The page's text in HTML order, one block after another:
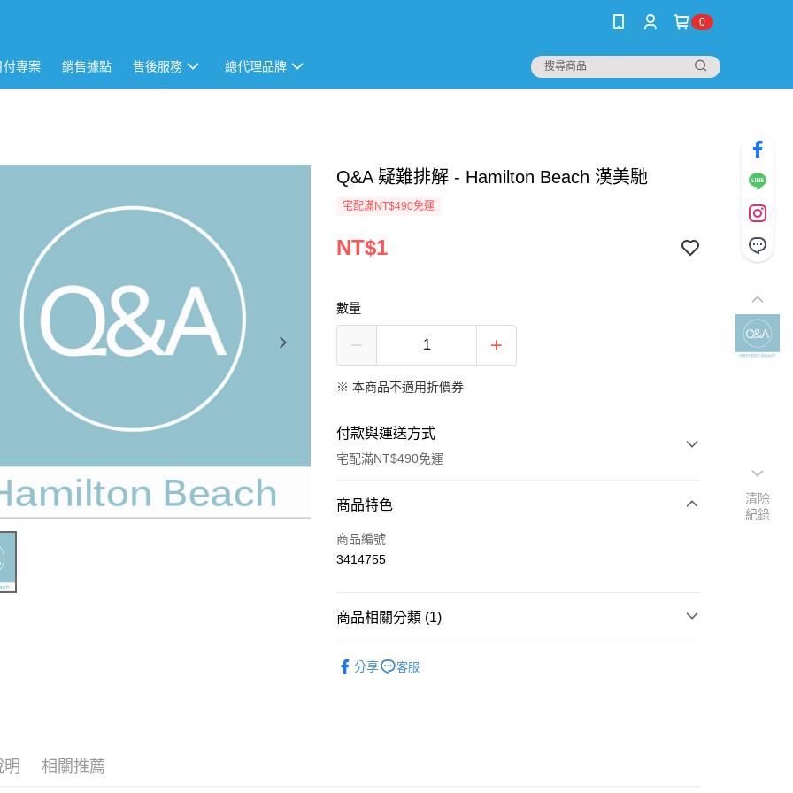
0
付專案 銷售據點 售後服務 總代理品牌
Q&A 疑難排解 - Hamilton Beach 漢美馳
宅配滿NT$490免運
NT$1
數量
※ 本商品不適用折價券
付款與運送方式
宅配滿NT$490免運
付款方式
信用卡一次付款
悠遊付
商品特色
商品編號
3414755
商品相關分類 (1)
分享
客服
明 相關推薦
清除
紀錄